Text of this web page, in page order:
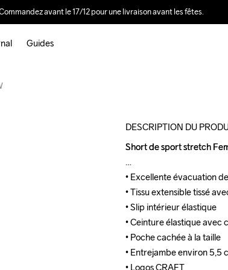
avant le 17/12 pour une livraison avant les fêtes.
Guides
DESCRIPTION DU
Short de sport stretch
• Excellente évacuation
• Tissu extensible tissé
• Slip intérieur élastique
• Ceinture élastique
• Poche cachée à la taille
• Entrejambe environ 5,5
• Logos CRAFT
Short de sport stretch
• Excellente évacuation
• Tissu extensible tissé
• Slip intérieur élastique
• Ceinture élastique
• Poche cachée à la taille
• Entrejambe environ 5,5
• Logos CRAFT